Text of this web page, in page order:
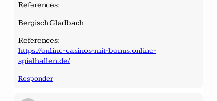
References:
Bergisch Gladbach
References:
https://online-casinos-mit-bonus.online-
spielhallen.de/
Responder